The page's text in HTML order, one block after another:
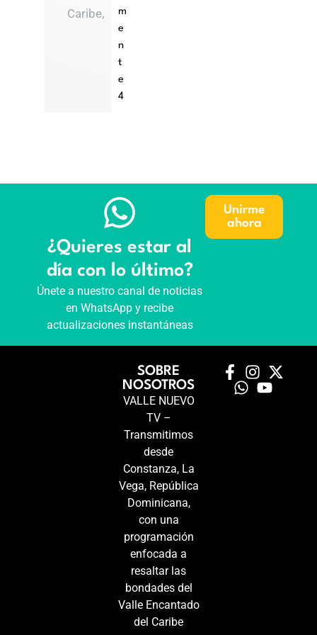
Caribe,
m
e
n
t
e
4
¿Quieres estar al
día con lo último?
Únete a nuestro canal de noticias
en WhatsApp y recibe
actualizaciones instantáneas
Unirme
ahora
SOBRE
NOSOTROS
VALLE NUEVO
TV –
Transmitimos
desde
Constanza, La
Vega, República
Dominicana,
con una
programación
enfocada a
resaltar las
bondades del
Valle Encantado
del Caribe